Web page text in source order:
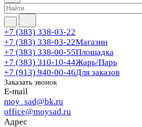
+7 (383) 338-03-22
+7 (383) 338-03-22Магазин
+7 (383) 338-00-55Площадка
+7 (383) 310-10-44Жарь/Парь
+7 (913) 940-00-46Для заказов
Заказать звонок
E-mail
moy_sad@bk.ru
office@moysad.ru
Адрес